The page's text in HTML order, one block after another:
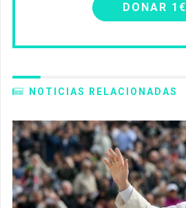
DONAR 1€
NOTICIAS RELACIONADAS